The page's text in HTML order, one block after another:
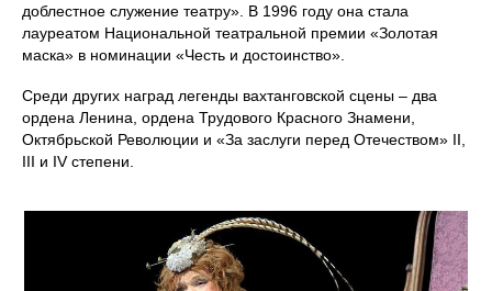
доблестное служение театру». В 1996 году она стала
лауреатом Национальной театральной премии «Золотая
маска» в номинации «Честь и достоинство».
Среди других наград легенды вахтанговской сцены – два
ордена Ленина, ордена Трудового Красного Знамени,
Октябрьской Революции и «За заслуги перед Отечеством» II,
III и IV степени.